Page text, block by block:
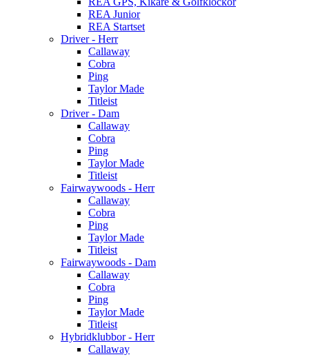
REA Junior
REA Startset
Driver - Herr
Callaway
Cobra
Ping
Taylor Made
Titleist
Driver - Dam
Callaway
Cobra
Ping
Taylor Made
Titleist
Fairwaywoods - Herr
Callaway
Cobra
Ping
Taylor Made
Titleist
Fairwaywoods - Dam
Callaway
Cobra
Ping
Taylor Made
Titleist
Hybridklubbor - Herr
Callaway